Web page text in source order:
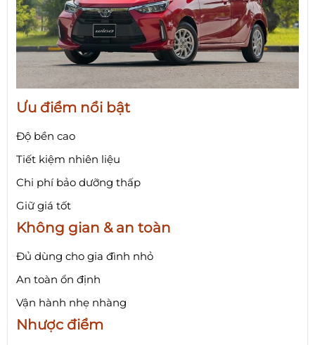
Ưu điểm nổi bật
Độ bền cao
Tiết kiệm nhiên liệu
Chi phí bảo dưỡng thấp
Giữ giá tốt
Không gian & an toàn
Đủ dùng cho gia đình nhỏ
An toàn ổn định
Vận hành nhẹ nhàng
Nhược điểm